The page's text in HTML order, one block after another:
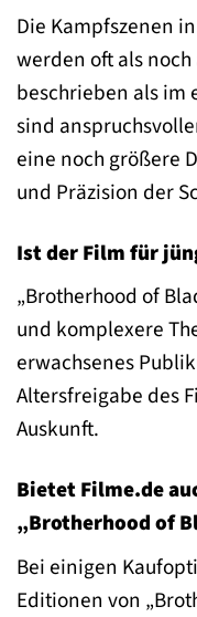
Die Kampfszenen
werden oft als
beschrieben als im
sind
eine noch größere
und Präzision der
Ist der Film für
„Brotherhood of
und komplexere
erwachsenes
Altersfreigabe des
Auskunft.
Bietet Filme.de
„Brotherhood of
Bei einigen
Editionen von